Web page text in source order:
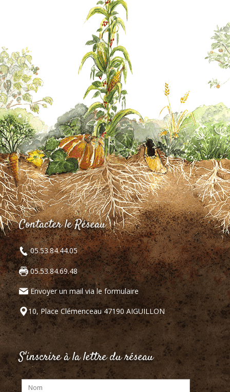
Contacter le Réseau
05.53.84.44.05
05.53.84.69.48
Envoyer un mail via le formulaire
10, Place Clémenceau 47190 AIGUILLON
S'inscrire à la lettre du réseau